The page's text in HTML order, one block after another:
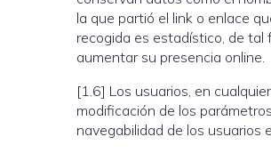
la que partió el link o enlace
recogida es estadístico, de tal
aumentar su presencia online.
[1.6] Los usuarios, en
modificación de los
navegabilidad de los usuarios